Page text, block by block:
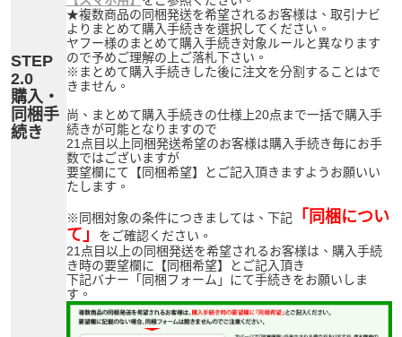
STEP
2.0
購入・
同梱手
続き
★複数商品の同梱発送を希望されるお客様は、取引ナビ
よりまとめて購入手続きを選択してください。
ヤフー様のまとめて購入手続き対象ルールと異なります
ので予めご理解の上ご落札下さい。
※まとめて購入手続きした後に注文を分割することはで
きません。
尚、まとめて購入手続きの仕様上20点まで一括で購入手
続きが可能となりますので
21点目以上同梱発送希望のお客様は購入手続き毎にお手
数ではございますが
要望欄にて【同梱希望】とご記入頂きますようお願いい
たします。
※同梱対象の条件につきましては、下記「同梱につい
て」
をご確認ください。
21点目以上の同梱発送を希望されるお客様は、購入手続
き時の要望欄に【同梱希望】とご記入頂き
下記バナー「同梱フォーム」にて手続きをお願いしま
す。